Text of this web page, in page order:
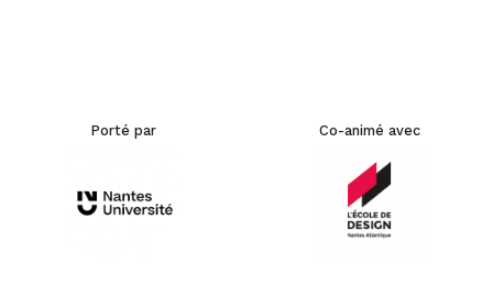
Porté par Co-animé avec